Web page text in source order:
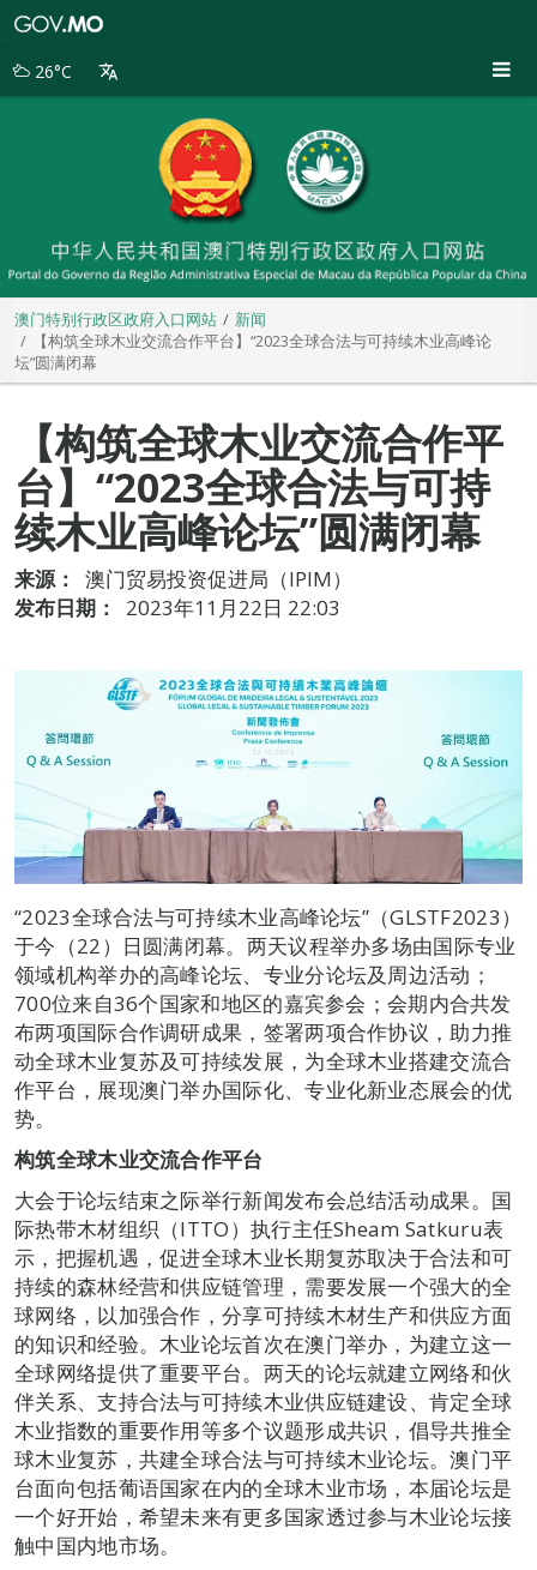
别
26°C
澳门特别行政区政府入口网站
新闻
【构筑全球木业交流合作平台】“2023全球合法与可持续木业高峰论
坛”圆满闭幕
【构筑全球木业交流合作平
台】“2023全球合法与可持
续木业高峰论坛”圆满闭幕
来源：
澳门贸易投资促进局（IPIM）
发布日期：
2023年11月22日 22:03
“2023全球合法与可持续木业高峰论坛”（GLSTF2023）
于今（22）日圆满闭幕。两天议程举办多场由国际专业
领域机构举办的高峰论坛、专业分论坛及周边活动；
700位来自36个国家和地区的嘉宾参会；会期内合共发
布两项国际合作调研成果，签署两项合作协议，助力推
动全球木业复苏及可持续发展，为全球木业搭建交流合
作平台，展现澳门举办国际化、专业化新业态展会的优
势。
构筑全球木业交流合作平台
大会于论坛结束之际举行新闻发布会总结活动成果。国
际热带木材组织（ITTO）执行主任Sheam Satkuru表
示，把握机遇，促进全球木业长期复苏取决于合法和可
持续的森林经营和供应链管理，需要发展一个强大的全
球网络，以加强合作，分享可持续木材生产和供应方面
的知识和经验。木业论坛首次在澳门举办，为建立这一
全球网络提供了重要平台。两天的论坛就建立网络和伙
伴关系、支持合法与可持续木业供应链建设、肯定全球
木业指数的重要作用等多个议题形成共识，倡导共推全
球木业复苏，共建全球合法与可持续木业论坛。澳门平
台面向包括葡语国家在内的全球木业市场，本届论坛是
一个好开始，希望未来有更多国家透过参与木业论坛接
触中国内地市场。